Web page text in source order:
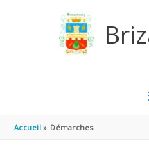
Accueil Démarches